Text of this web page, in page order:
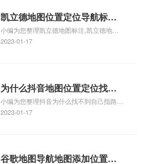
地图标注服务中心铺招牌相关地图标注知
识，详情可查看下方正文！
凯立德地图位置定位导航标
注？凯立德地图位置定位,导航,
标注？
小编为您整理凯立德地图标注,凯立德地图
标注怎么做啊、凯立德地图标注,凯立德地
相关地图标注知识，详情可查看下方正文！
2023-01-17
为什么抖音地图位置定位找不
到了？抖音为什么找不到当前
定位了？
小编为您整理抖音为什么找不到自己指路人
地图标注服务中心铺的位置、地图位置更新
服务中心位置、抖音突然不显示定位了相关
2023-01-17
谷歌地图导航地图添加位置？